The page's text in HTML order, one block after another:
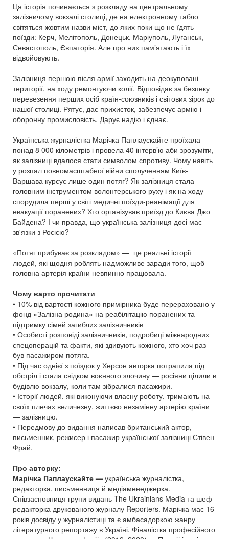
Ця історія починається з розкладу на центральному
залізничому вокзалі столиці, де на електронному табло
світяться жовтим назви міст, до яких поки що не їдять
поїзди: Керч, Мелітополь, Донецьк, Маріуполь, Луганськ,
Севастополь, Євпаторія. Але про них памʼятають і їх
відвойовують.
Залізниця першою після армії заходить на деокуповані
території, на ходу ремонтуючи колії. Відповідає за безпеку
перевезення перших осіб країн-союзників і світових зірок до
нашої столиці. Рятує, дає прихисток, забезпечує армію і
оборонну промисловість. Дарує надію і єднає.
Українська журналістка Марічка Паплаускайте проїхала
понад 8 000 кілометрів і провела 40 інтерв’ю аби зрозуміти,
як залізниці вдалося стати символом спротиву. Чому навіть
у розпал повномасштабної війни сполученням Київ-
Варшава курсує лише один потяг? Як залізниця стала
головним інструментом волонтерського руху і як на ходу
спорудила перші у світі медичні поїзди-реанімації для
евакуації поранених? Хто організував приїзд до Києва Джо
Байдена? І чи правда, що українська залізниця досі має
зв'язки з Росією?
«Потяг прибуває за розкладом» — це реальні історії
людей, які щодня роблять надможливе заради того, щоб
головна артерія країни невпинно працювала.
Чому варто прочитати
• 10% від вартості кожного примірника буде перераховано у
фонд «Залізна родина» на реабілітацію поранених та
підтримку сімей загиблих залізничників
• Особисті розповіді залізничників, подробиці міжнародних
спецоперацій та факти, які здивують кожного, хто хоч раз
був пасажиром потяга.
• Під час однієї з поїздок у Херсон авторка потрапила під
обстріл і стала свідком воєнного злочину — росіяни цілили в
будівлю вокзалу, коли там зібралися пасажири.
• Історії людей, які виконуючи власну роботу, тримають на
своїх плечах величезну, життєво незамінну артерію країни
— залізницю.
• Передмову до видання написав британський актор,
письменник, режисер і пасажир української залізниці Стівен
Фрай.
Про авторку:
Марічка Паплаускайте — українська журналістка,
редакторка, письменниця й медіаменеджерка.
Співзасновниця групи видань The Ukrainians Media та шеф-
редакторка друкованого журналу Reporters. Марічка має 16
років досвіду у журналістиці та є амбасадоркою жанру
літературного репортажу в Україні. Фіналістка професійного